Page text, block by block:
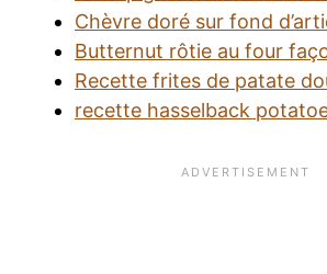
Chèvre doré sur fond
Butternut rôtie au four
Recette frites de patate
recette hasselback